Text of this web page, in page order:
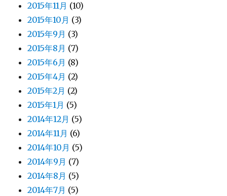
2015年11月 (10)
2015年10月 (3)
2015年9月 (3)
2015年8月 (7)
2015年6月 (8)
2015年4月 (2)
2015年2月 (2)
2015年1月 (5)
2014年12月 (5)
2014年11月 (6)
2014年10月 (5)
2014年9月 (7)
2014年8月 (5)
2014年7月 (5)